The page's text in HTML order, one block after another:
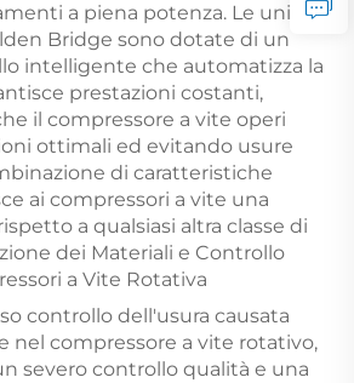
a piena potenza. Le unità a
Bridge sono dotate di un
intelligente che automatizza la
prestazioni costanti,
il compressore a vite operi
ottimali ed evitando usure
di caratteristiche
ai compressori a vite una
a qualsiasi altra classe di
dei Materiali e Controllo
a Vite Rotativa
controllo dell'usura causata
nel compressore a vite rotativo,
severo controllo qualità e una